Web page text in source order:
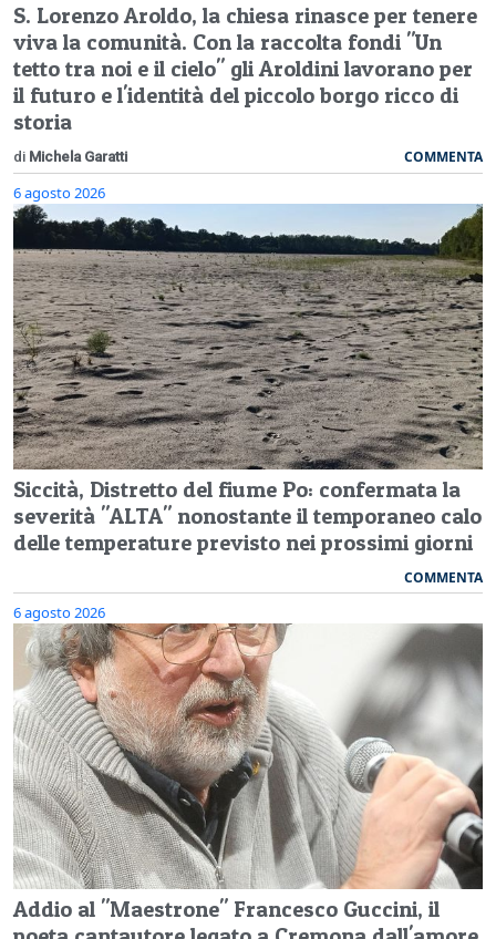
S. Lorenzo Aroldo, la chiesa rinasce per tenere
viva la comunità. Con la raccolta fondi "Un
tetto tra noi e il cielo" gli Aroldini lavorano per
il futuro e l'identità del piccolo borgo ricco di
storia
di Michela Garatti COMMENTA
6 agosto 2026
Siccità, Distretto del fiume Po: confermata la
severità "ALTA" nonostante il temporaneo calo
delle temperature previsto nei prossimi giorni
COMMENTA
6 agosto 2026
Addio al "Maestrone" Francesco Guccini, il